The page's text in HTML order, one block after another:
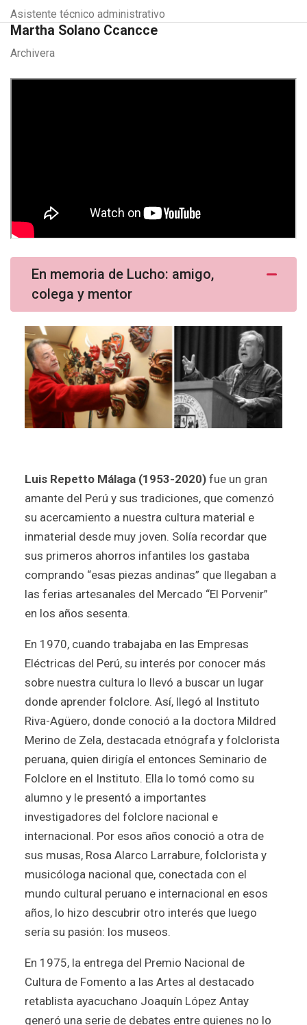
Asistente técnico administrativo
Martha Solano Ccancce
Archivera
En memoria de Lucho: amigo,
colega y mentor
Luis Repetto Málaga (1953-2020) fue un gran
amante del Perú y sus tradiciones, que comenzó
su acercamiento a nuestra cultura material e
inmaterial desde muy joven. Solía recordar que
sus primeros ahorros infantiles los gastaba
comprando “esas piezas andinas” que llegaban a
las ferias artesanales del Mercado “El Porvenir”
en los años sesenta.
En 1970, cuando trabajaba en las Empresas
Eléctricas del Perú, su interés por conocer más
sobre nuestra cultura lo llevó a buscar un lugar
donde aprender folclore. Así, llegó al Instituto
Riva-Agüero, donde conoció a la doctora Mildred
Merino de Zela, destacada etnógrafa y folclorista
peruana, quien dirigía el entonces Seminario de
Folclore en el Instituto. Ella lo tomó como su
alumno y le presentó a importantes
investigadores del folclore nacional e
internacional. Por esos años conoció a otra de
sus musas, Rosa Alarco Larrabure, folclorista y
musicóloga nacional que, conectada con el
mundo cultural peruano e internacional en esos
años, lo hizo descubrir otro interés que luego
sería su pasión: los museos.
En 1975, la entrega del Premio Nacional de
Cultura de Fomento a las Artes al destacado
retablista ayacuchano Joaquín López Antay
generó una serie de debates entre quienes no lo